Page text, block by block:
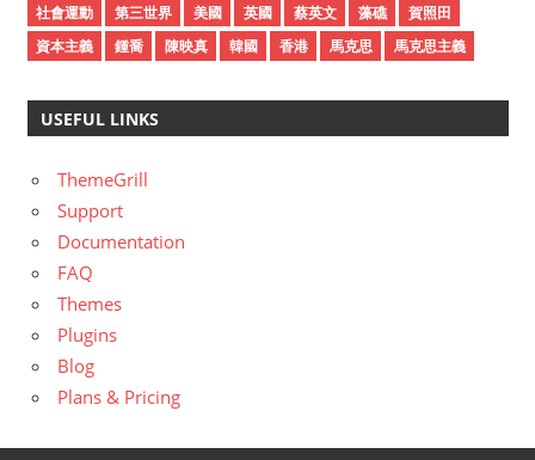
社會運動
第三世界 美國 英國 蔡英文 藻礁
賀照田
資本主義
鍾喬 陳映真 韓國 香港 馬克思 馬克思主義
USEFUL LINKS
ThemeGrill
Support
Documentation
FAQ
Themes
Plugins
Blog
Plans & Pricing